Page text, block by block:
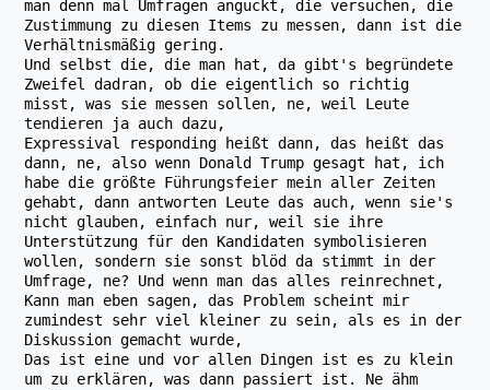
man denn mal Umfragen anguckt, die versuchen, die
Zustimmung zu diesen Items zu messen, dann ist die
Verhältnismäßig gering.
Und selbst die, die man hat, da gibt's begründete
Zweifel dadran, ob die eigentlich so richtig
misst, was sie messen sollen, ne, weil Leute
tendieren ja auch dazu,
Expressival responding heißt dann, das heißt das
dann, ne, also wenn Donald Trump gesagt hat, ich
habe die größte Führungsfeier mein aller Zeiten
gehabt, dann antworten Leute das auch, wenn sie's
nicht glauben, einfach nur, weil sie ihre
Unterstützung für den Kandidaten symbolisieren
wollen, sondern sie sonst blöd da stimmt in der
Umfrage, ne? Und wenn man das alles reinrechnet,
Kann man eben sagen, das Problem scheint mir
zumindest sehr viel kleiner zu sein, als es in der
Diskussion gemacht wurde,
Das ist eine und vor allen Dingen ist es zu klein
um zu erklären, was dann passiert ist. Ne ähm